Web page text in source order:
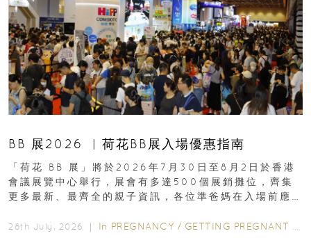
BB 展2026 ︳荷花BB展入場優惠指南
「荷花 BB 展」將於2026年7月30日至8月2日於香港
會議展覽中心舉行，展會有多達500個展銷攤位，齊集
更多最新、最齊全的親子資訊，各位準爸媽在入場前應
28th July, 2026 ｜ In PREGNANCY / GETTING PREGNANT